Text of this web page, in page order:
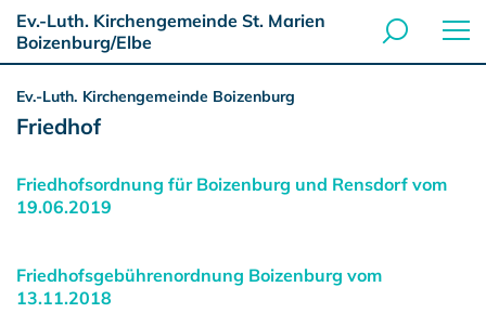
Ev.-Luth. Kirchengemeinde St. Marien
Boizenburg/Elbe
Ev.-Luth. Kirchengemeinde Boizenburg
Friedhof
Friedhofsordnung für Boizenburg und Rensdorf vom
19.06.2019
Friedhofsgebührenordnung Boizenburg vom
13.11.2018